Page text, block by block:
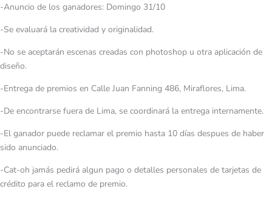
-Anuncio de los ganadores: Domingo 31/10
-Se evaluará la creatividad y originalidad.
-No se aceptarán escenas creadas con photoshop u otra aplicación de
diseño.
-Entrega de premios en Calle Juan Fanning 486, Miraflores, Lima.
-De encontrarse fuera de Lima, se coordinará la entrega internamente.
-El ganador puede reclamar el premio hasta 10 días despues de haber
sido anunciado.
-Cat-oh jamás pedirá algun pago o detalles personales de tarjetas de
crédito para el reclamo de premio.